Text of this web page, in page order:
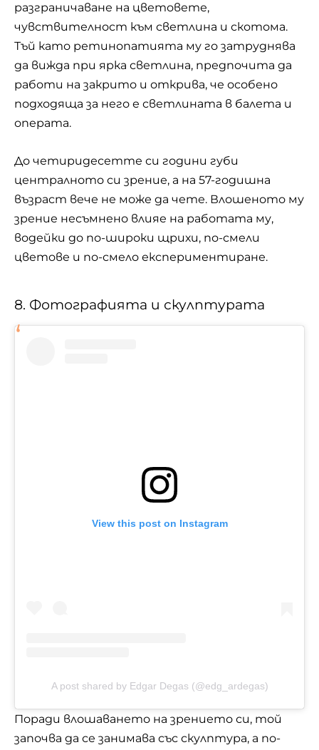
разграничаване на цветовете,
чувствителност към светлина и скотома.
Тъй като ретинопатията му го затруднява
да вижда при ярка светлина, предпочита да
работи на закрито и открива, че особено
подходяща за него е светлината в балета и
операта.
До четиридесетте си години губи
централното си зрение, а на 57-годишна
възраст вече не може да чете. Влошеното му
зрение несъмнено влияе на работата му,
водейки до по-широки щрихи, по-смели
цветове и по-смело експериментиране.
8. Фотографията и скулптурата
View this post on Instagram
A post shared by Edgar Degas (@edg_ardegas)
Поради влошаването на зрението си, той
започва да се занимава със скулптура, а по-